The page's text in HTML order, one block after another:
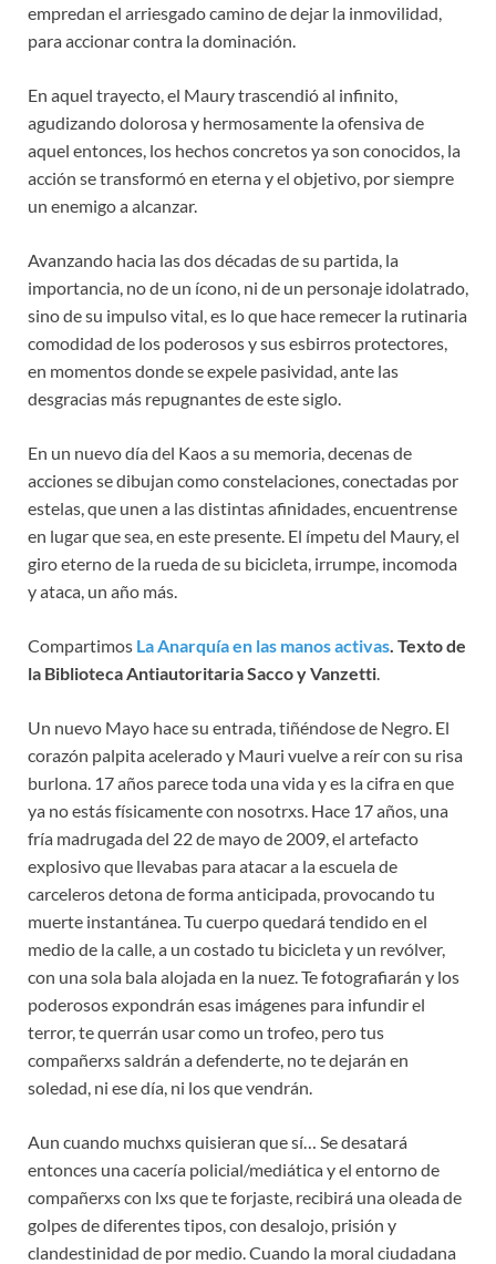
empredan el arriesgado camino de dejar la inmovilidad,
para accionar contra la dominación.
En aquel trayecto, el Maury trascendió al infinito,
agudizando dolorosa y hermosamente la ofensiva de
aquel entonces, los hechos concretos ya son conocidos, la
acción se transformó en eterna y el objetivo, por siempre
un enemigo a alcanzar.
Avanzando hacia las dos décadas de su partida, la
importancia, no de un ícono, ni de un personaje idolatrado,
sino de su impulso vital, es lo que hace remecer la rutinaria
comodidad de los poderosos y sus esbirros protectores,
en momentos donde se expele pasividad, ante las
desgracias más repugnantes de este siglo.
En un nuevo día del Kaos a su memoria, decenas de
acciones se dibujan como constelaciones, conectadas por
estelas, que unen a las distintas afinidades, encuentrense
en lugar que sea, en este presente. El ímpetu del Maury, el
giro eterno de la rueda de su bicicleta, irrumpe, incomoda
y ataca, un año más.
Compartimos La Anarquía en las manos activas. Texto de
la Biblioteca Antiautoritaria Sacco y Vanzetti.
Un nuevo Mayo hace su entrada, tiñéndose de Negro. El
corazón palpita acelerado y Mauri vuelve a reír con su risa
burlona. 17 años parece toda una vida y es la cifra en que
ya no estás físicamente con nosotrxs. Hace 17 años, una
fría madrugada del 22 de mayo de 2009, el artefacto
explosivo que llevabas para atacar a la escuela de
carceleros detona de forma anticipada, provocando tu
muerte instantánea. Tu cuerpo quedará tendido en el
medio de la calle, a un costado tu bicicleta y un revólver,
con una sola bala alojada en la nuez. Te fotografiarán y los
poderosos expondrán esas imágenes para infundir el
terror, te querrán usar como un trofeo, pero tus
compañerxs saldrán a defenderte, no te dejarán en
soledad, ni ese día, ni los que vendrán.
Aun cuando muchxs quisieran que sí… Se desatará
entonces una cacería policial/mediática y el entorno de
compañerxs con lxs que te forjaste, recibirá una oleada de
golpes de diferentes tipos, con desalojo, prisión y
clandestinidad de por medio. Cuando la moral ciudadana